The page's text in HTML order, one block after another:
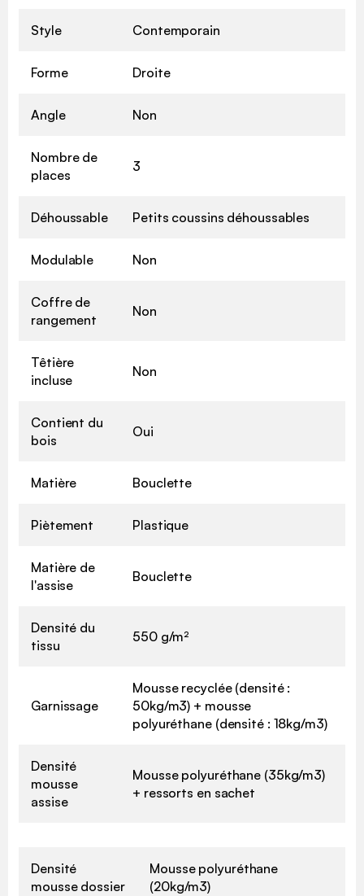
Style Contemporain
Forme Droite
Angle Non
Nombre de
places
3
Déhoussable Petits coussins déhoussables
Modulable Non
Coffre de
rangement
Non
Têtière
incluse
Non
Contient du
bois
Oui
Matière Bouclette
Piètement Plastique
Matière de
l'assise
Bouclette
Densité du
tissu
550 g/m²
Garnissage
Mousse recyclée (densité :
50kg/m3) + mousse
polyuréthane (densité : 18kg/m3)
Densité
mousse
assise
Mousse polyuréthane (35kg/m3)
+ ressorts en sachet
Densité
mousse dossier
Mousse polyuréthane
(20kg/m3)